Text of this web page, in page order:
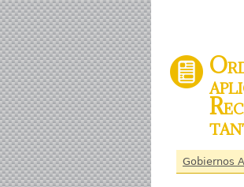
Gobiernos